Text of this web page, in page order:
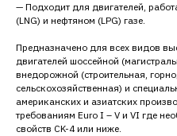
— Подходит для двигателей,
(LNG) и нефтяном (LPG) газе.
Предназначено для всех видов
двигателей шоссейной
внедорожной (строительная,
сельскохозяйственная) и
американских и азиатских
требованиям Euro I – V и VI где
свойств CK-4 или ниже.